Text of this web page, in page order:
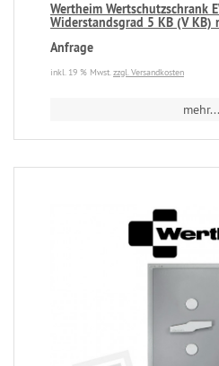
Wertheim Wertschutzschrank
Widerstandsgrad 5 KB (V KB)
Anfrage
inkl. 19 % Mwst.zzgl. Versandkosten
mehr...